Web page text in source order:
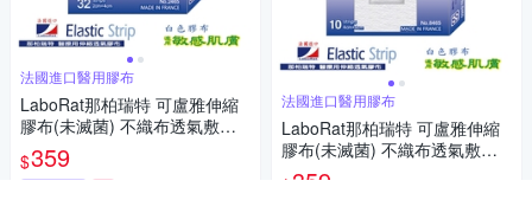
法國進口醫用膠布
LaboRat那柏瑞特 可盧雅伸縮
膠布(未滅菌) 不織布透氣敷料3
2片(2x4cm)(4盒組)
$359
法國進口醫用膠布
LaboRat那柏瑞特 可盧雅伸縮
膠布(未滅菌) 不織布透氣敷料1
0片(4x8cm)(4盒組)
$ 359